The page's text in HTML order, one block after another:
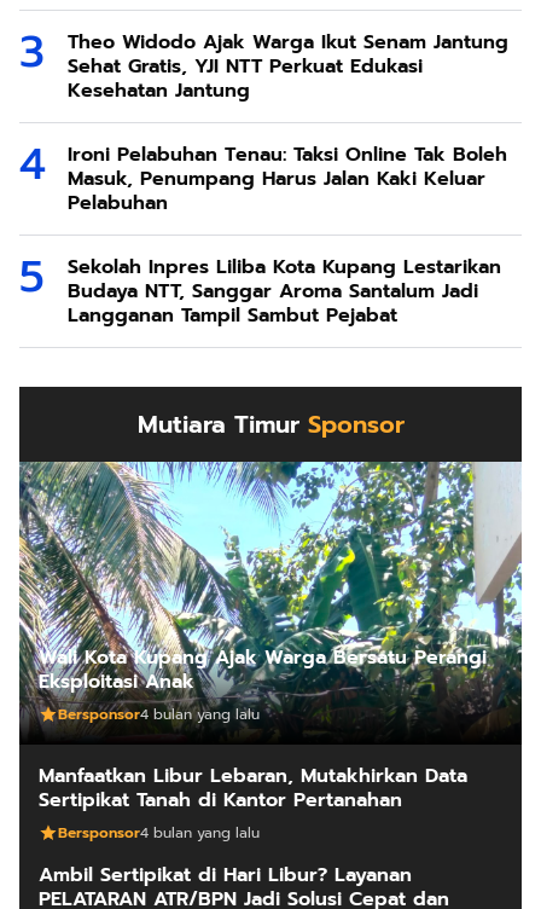
Theo Widodo Ajak Warga Ikut Senam Jantung
Sehat Gratis, YJI NTT Perkuat Edukasi
Kesehatan Jantung
Ironi Pelabuhan Tenau: Taksi Online Tak Boleh
Masuk, Penumpang Harus Jalan Kaki Keluar
Pelabuhan
Sekolah Inpres Liliba Kota Kupang Lestarikan
Budaya NTT, Sanggar Aroma Santalum Jadi
Langganan Tampil Sambut Pejabat
Mutiara Timur Sponsor
Wali Kota Kupang Ajak Warga Bersatu Perangi
Eksploitasi Anak
Bersponsor4 bulan yang lalu
Manfaatkan Libur Lebaran, Mutakhirkan Data
Sertipikat Tanah di Kantor Pertanahan
Bersponsor4 bulan yang lalu
Ambil Sertipikat di Hari Libur? Layanan
PELATARAN ATR/BPN Jadi Solusi Cepat dan